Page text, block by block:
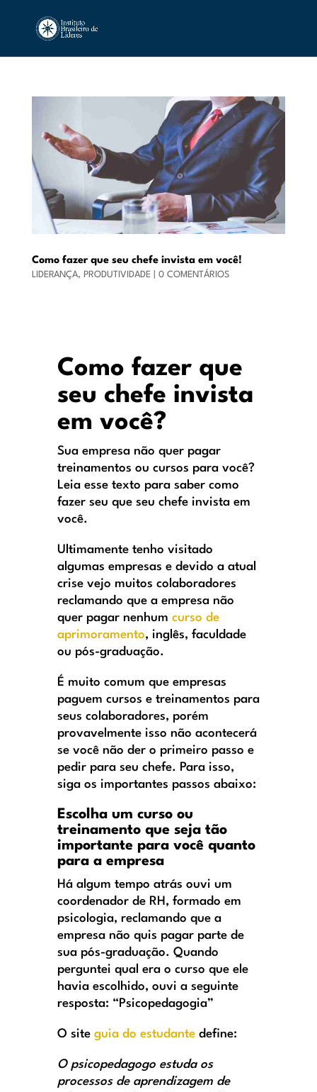
Como fazer que seu chefe invista em você!
LIDERANÇA, PRODUTIVIDADE| 0 COMENTÁRIOS
Como fazer que
seu chefe invista
em você?
Sua empresa não quer pagar
treinamentos ou cursos para você?
Leia esse texto para saber como
fazer seu que seu chefe invista em
você.
Ultimamente tenho visitado
algumas empresas e devido a atual
crise vejo muitos colaboradores
reclamando que a empresa não
quer pagar nenhum curso de
aprimoramento, inglês, faculdade
ou pós-graduação.
É muito comum que empresas
paguem cursos e treinamentos para
seus colaboradores, porém
provavelmente isso não acontecerá
se você não der o primeiro passo e
pedir para seu chefe. Para isso,
siga os importantes passos abaixo:
Escolha um curso ou
treinamento que seja tão
importante para você quanto
para a empresa
Há algum tempo atrás ouvi um
coordenador de RH, formado em
psicologia, reclamando que a
empresa não quis pagar parte de
sua pós-graduação. Quando
perguntei qual era o curso que ele
havia escolhido, ouvi a seguinte
resposta: “Psicopedagogia”
O site guia do estudantedefine:
O psicopedagogo estuda os
processos de aprendizagem de